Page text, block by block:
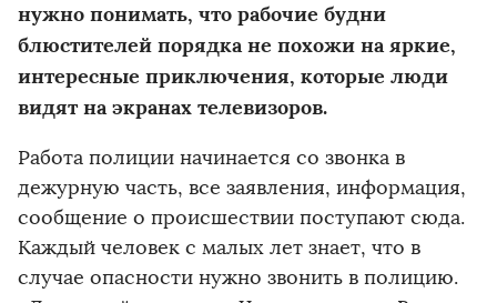
нужно понимать, что рабочие будни
блюстителей порядка не похожи на яркие,
интересные приключения, которые люди
видят на экранах телевизоров.
Работа полиции начинается со звонка в
дежурную часть, все заявления, информация,
сообщение о происшествии поступают сюда.
Каждый человек с малых лет знает, что в
случае опасности нужно звонить в полицию.